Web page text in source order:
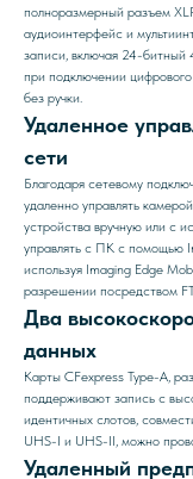
полноразмерный разъем
аудиоинтерфейс и
записи, включая 24-битный
при подключении
без ручки.
Удаленное
сети
Благодаря сетевому
удаленно управлять
устройства вручную или с
управлять с ПК с помощью
используя Imaging Edge
разрешении посредством
Два
данных
Карты CFexpress Type-A,
поддерживают запись с
идентичных слотов,
UHS-I и UHS-II, можно
Удаленный